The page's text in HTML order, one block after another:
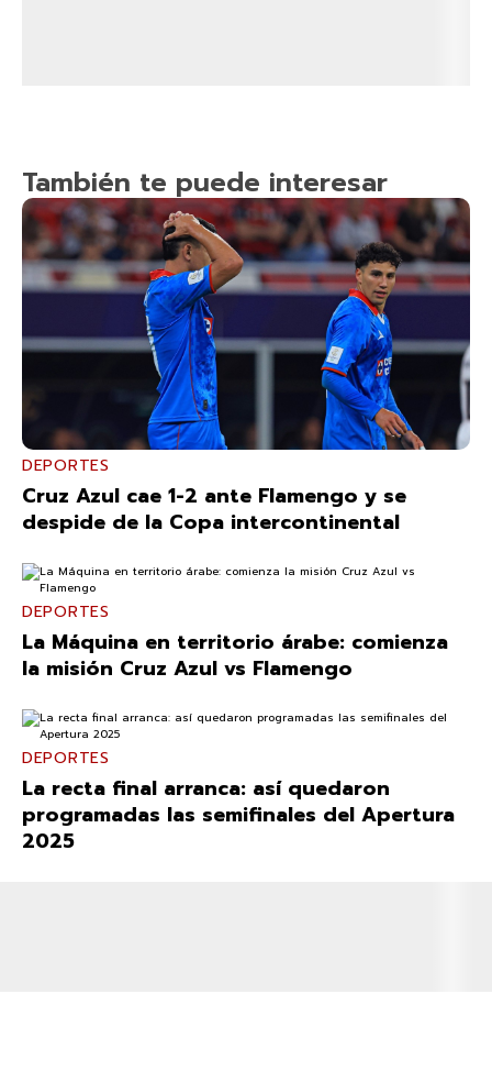
También te puede interesar
DEPORTES
Cruz Azul cae 1-2 ante Flamengo y se
despide de la Copa intercontinental
DEPORTES
La Máquina en territorio árabe: comienza
la misión Cruz Azul vs Flamengo
DEPORTES
La recta final arranca: así quedaron
programadas las semifinales del Apertura
2025